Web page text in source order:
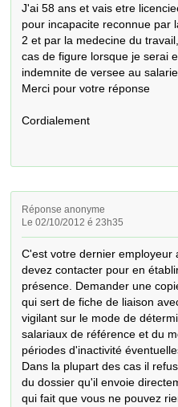
J'ai 58 ans et vais etre
pour incapacite reconnue par
2 et par la medecine du
cas de figure lorsque je serai
indemnite de versee au
Merci pour votre réponse
Cordialement
Réponse anonyme
Le 02/10/2012 é 23h35
C'est votre dernier employeur
devez contacter pour en
présence. Demander une
qui sert de fiche de liaison
vigilant sur le mode de
salariaux de référence et du
périodes d'inactivité
Dans la plupart des cas il
du dossier qu'il envoie
qui fait que vous ne pouvez